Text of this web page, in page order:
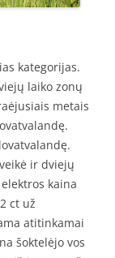
kategorijas.
laiko zonų
metais
ir dviejų
kaina
ct už
atitinkamai
šoktelėjo vos